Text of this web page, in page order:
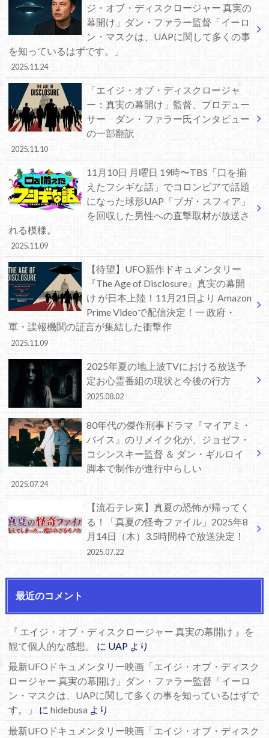
ジ・オブ・ディスクロージャー 真実の
幕開け」ダン・ファラー監督「イーロ
ン・マスクは、UAPに関して多くの事
を知っているはずです。」
2025.11.24
「エイジ・オブ・ディスクロージャ
ー：真実の幕開け」監督、プロデュー
サー ダン・ファラー氏インタビュー
の一部翻訳
2025.11.10
11月10日 月曜日 19時〜TBS「口を揃
えたフシギな話」でコロンビアで話題
になった球形UAP「ブガ・スフィア」
を回収した男性への直撃取材が放送さ
れる模様。
2025.11.09
【待望】UFO新作ドキュメンタリー
『The Age of Disclosure』真実の幕開
け が日本上陸！11月21日より Amazon
Prime Videoで配信決定！一 政府・
軍・諜報機関の証言が集結した衝撃作
2025.11.09
2025年夏の地上波TVにおける放送予
定お心霊番組の現状と今後の行方
2025.08.02
80年代の傑作刑事ドラマ『マイアミ・
バイス』のリメイク化が、ジョゼフ・
コシンスキー監督 ＆ ダン・ギルロイ
脚本で制作が進行中らしい
2025.07.24
【流石テレ東】真夏の恐怖が帰ってく
る！「真夏の怪奇ファイル」2025年8
月14日（木）3.5時間枠で放送決定！
2025.07.22
最近のコメント
『 エイジ・オブ・ディスクロージャー 真実の幕開け 』を
観て個人的な感想。
に UAPより
最新UFOドキュメンタリー映画「エイジ・オブ・ディスク
ロージャー 真実の幕開け」ダン・ファラー監督「イーロ
ン・マスクは、UAPに関して多くの事を知っているはずで
す。」
に hidebusaより
最新UFOドキュメンタリー映画「エイジ・オブ・ディスク